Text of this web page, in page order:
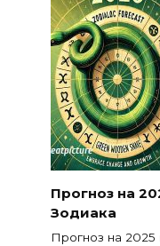
Прогноз на
Зодиака
Прогноз на 2025